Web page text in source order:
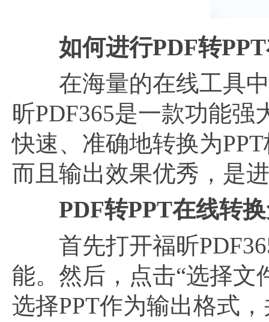
如何进行PDF转
在海量的在线工具中
昕PDF365是一款功能
快速、准确地转换为
而且输出效果优秀，是
PDF转PPT在线转
首先打开福昕
能。然后，点击“选择文
选择PPT作为输出格式